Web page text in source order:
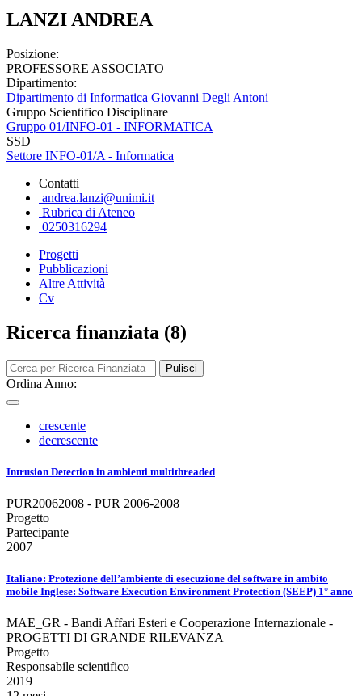
LANZI ANDREA
Posizione:
PROFESSORE ASSOCIATO
Dipartimento:
Dipartimento di Informatica Giovanni Degli Antoni
Gruppo Scientifico Disciplinare
Gruppo 01/INFO-01 - INFORMATICA
SSD
Settore INFO-01/A - Informatica
Contatti
andrea.lanzi@unimi.it
Rubrica di Ateneo
0250316294
Progetti
Pubblicazioni
Altre Attività
Cv
Ricerca finanziata (8)
Pulisci
Ordina Anno:
crescente
decrescente
Intrusion Detection in ambienti multithreaded
PUR20062008 - PUR 2006-2008
Progetto
Partecipante
2007
Italiano: Protezione dell’ambiente di esecuzione del software in ambito
mobile Inglese: Software Execution Environment Protection (SEEP) 1° anno
MAE_GR - Bandi Affari Esteri e Cooperazione Internazionale -
PROGETTI DI GRANDE RILEVANZA
Progetto
Responsabile scientifico
2019